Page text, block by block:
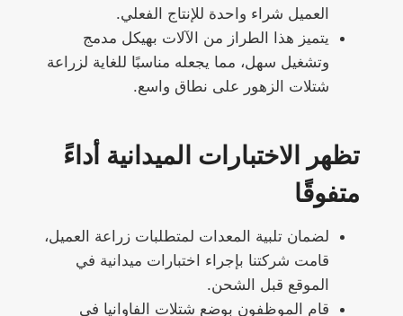
العميل شراء واحدة للإنتاج الفعلي.
يتميز هذا الطراز من الآلات بهيكل مدمج
وتشغيل سهل، مما يجعله مناسبًا للغاية لزراعة
شتلات الزهور على نطاق واسع.
تظهر الاختبارات الميدانية أداءً
متفوقًا
لضمان تلبية المعدات لمتطلبات زراعة العميل،
قامت شركتنا بإجراء اختبارات ميدانية في
الموقع قبل الشحن.
قام الموظفون بوضع شتلات الفاوانيا في